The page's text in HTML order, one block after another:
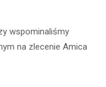
wspominaliśmy
na zlecenie Amica